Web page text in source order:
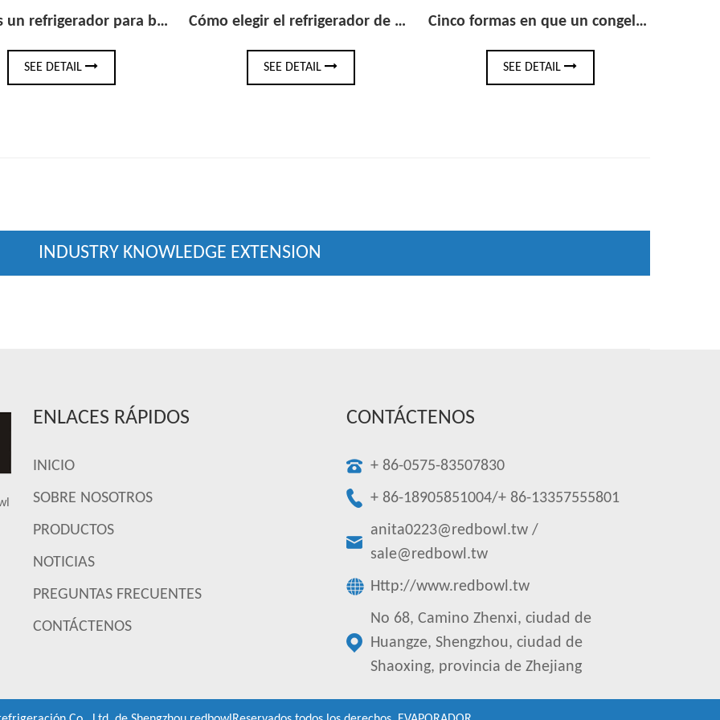
Cómo elegir el refrigerador de bebidas debajo del mostrador adecuado para su bar o cocina
SEE DETAIL
Cinco formas en que un congelador con puerta de vidrio puede aumentar las compras impulsivas en el comercio minorista
SEE DETAIL SEE DETAIL
INDUSTRY KNOWLEDGE EXTENSION
ENLACES RÁPIDOS
INICIO
SOBRE NOSOTROS
PRODUCTOS
NOTICIAS
PREGUNTAS FRECUENTES
CONTÁCTENOS
CONTÁCTENOS
+ 86-0575-83507830
+ 86-18905851004/+ 86-13357555801
anita0223@redbowl.tw/
sale@redbowl.tw
Http://www.redbowl.tw
No 68, Camino Zhenxi, ciudad de
Huangze, Shengzhou, ciudad de
Shaoxing, provincia de Zhejiang